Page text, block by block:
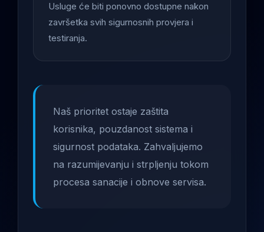
Usluge će biti ponovno dostupne nakon
završetka svih sigurnosnih provjera i
testiranja.
Naš prioritet ostaje zaštita
korisnika, pouzdanost sistema i
sigurnost podataka. Zahvaljujemo
na razumijevanju i strpljenju tokom
procesa sanacije i obnove servisa.